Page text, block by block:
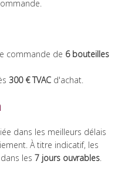
commande de 6 bouteilles
300 € TVAC d'achat.
dans les meilleurs délais
À titre indicatif, les
les 7 jours ouvrables.